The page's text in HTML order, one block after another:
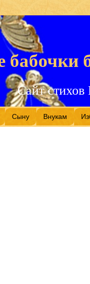
бабочки
Сайт
Сыну Внукам